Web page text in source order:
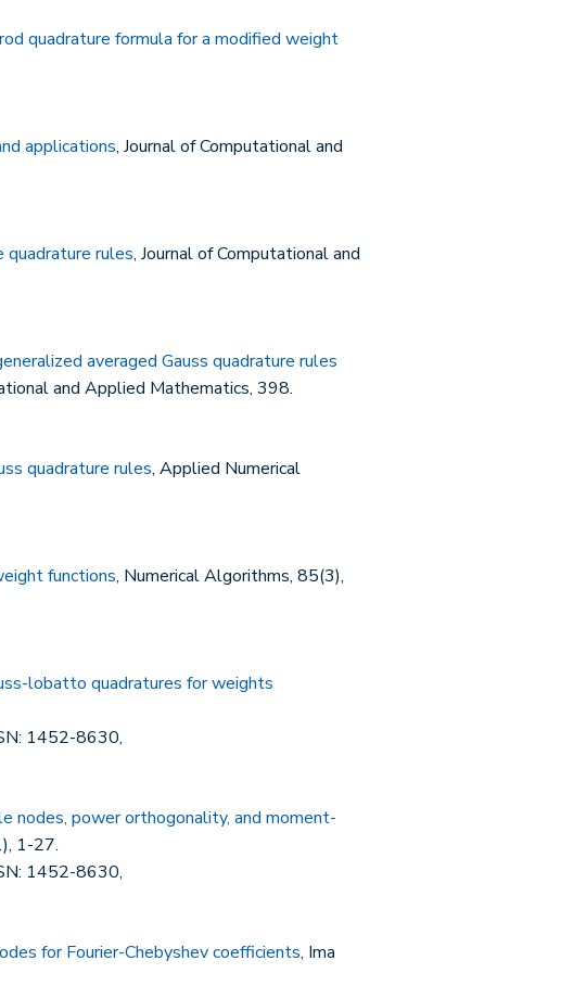
quadrature formula for a modified weight
applications, Journal of Computational and
rules, Journal of Computational and
averaged Gauss quadrature rules
and Applied Mathematics, 398.
quadrature rules, Applied Numerical
functions, Numerical Algorithms, 85(3),
lobatto quadratures for weights
1452-8630,
nodes, power orthogonality, and moment-
1-27.
1452-8630,
for Fourier-Chebyshev coefficients, Ima